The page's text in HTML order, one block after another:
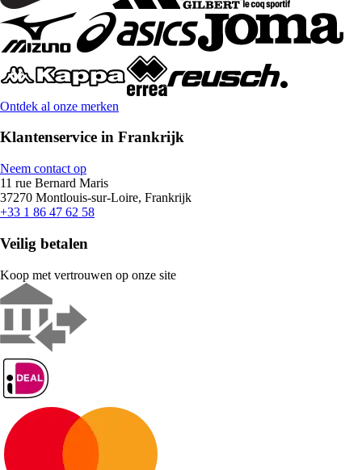
Ontdek al onze merken
Klantenservice in Frankrijk
Neem contact op
11 rue Bernard Maris
37270 Montlouis-sur-Loire, Frankrijk
+33 1 86 47 62 58
Veilig betalen
Koop met vertrouwen op onze site